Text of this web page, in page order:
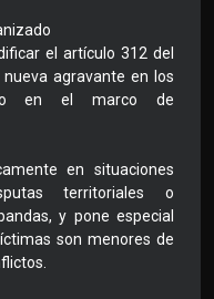
el artículo 312 del
agravante en los
en el marco de
en situaciones
territoriales o
y pone especial
son menores de